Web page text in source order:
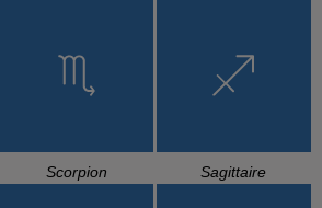
Scorpion Sagittaire